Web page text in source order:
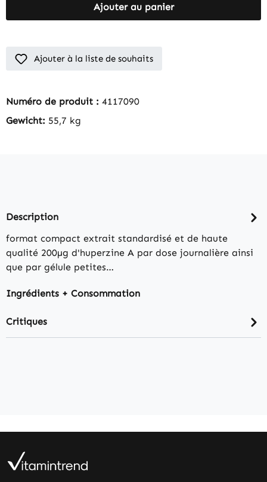
Ajouter au panier
Ajouter à la liste de souhaits
Numéro de produit : 4117090
Gewicht: 55,7 kg
Description
format compact extrait standardisé et de haute
qualité 200µg d'huperzine A par dose journalière ainsi
que par gélule petites…
Ingrédients + Consommation
Critiques